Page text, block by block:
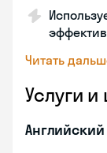
Читать
Услуги